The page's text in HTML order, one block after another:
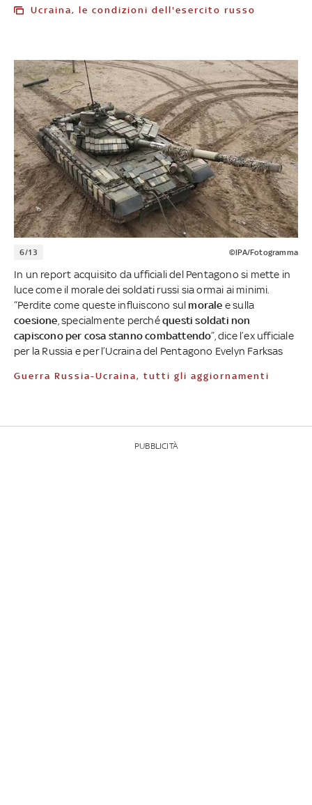
Ucraina, le condizioni dell'esercito russo
6/13 ©IPA/Fotogramma
In un report acquisito da ufficiali del Pentagono si mette in
luce come il morale dei soldati russi sia ormai ai minimi.
“Perdite come queste influiscono sul morale e sulla
coesione , specialmente perchéquesti soldati non
capiscono per cosa stanno combattendo”, dice l’ex ufficiale
per la Russia e per l’Ucraina del Pentagono Evelyn Farksas
Guerra Russia-Ucraina, tutti gli aggiornamenti
PUBBLICITÀ